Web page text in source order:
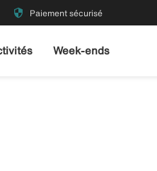
security Paiement sécurisé
Week-ends